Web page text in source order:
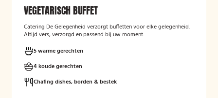
VEGETARISCH BUFFET
Catering De Gelegenheid verzorgt buffetten voor elke gelegenheid.
Altijd vers, verzorgd en passend bij uw moment.
5 warme gerechten
4 koude gerechten
Chafing dishes, borden & bestek